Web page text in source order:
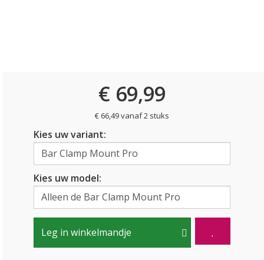
€ 69,99
€ 66,49 vanaf 2 stuks
Kies uw variant:
Kies uw model:
Leg in winkelmandje